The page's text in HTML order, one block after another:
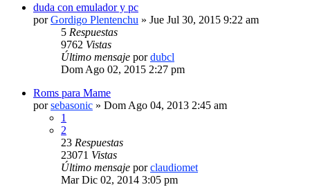
duda con emulador y pc
porGordigo Plentenchu » Jue Jul 30, 2015 9:22 am
5 Respuestas
9762 Vistas
Último mensaje pordubcl
Dom Ago 02, 2015 2:27 pm
Roms para Mame
porsebasonic » Dom Ago 04, 2013 2:45 am
1
2
23 Respuestas
23071 Vistas
Último mensaje porclaudiomet
Mar Dic 02, 2014 3:05 pm